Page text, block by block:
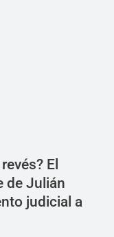
El
de Julián
judicial a